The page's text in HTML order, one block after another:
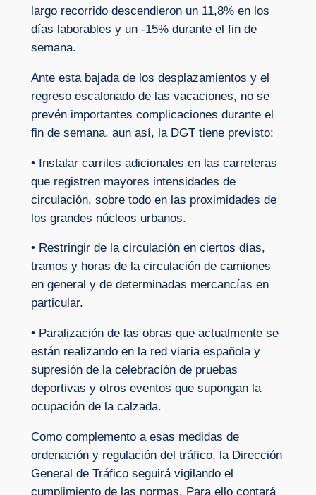
largo recorrido descendieron un 11,8% en los
días laborables y un -15% durante el fin de
semana.
Ante esta bajada de los desplazamientos y el
regreso escalonado de las vacaciones, no se
prevén importantes complicaciones durante el
fin de semana, aun así, la DGT tiene previsto:
• Instalar carriles adicionales en las carreteras
que registren mayores intensidades de
circulación, sobre todo en las proximidades de
los grandes núcleos urbanos.
• Restringir de la circulación en ciertos días,
tramos y horas de la circulación de camiones
en general y de determinadas mercancías en
particular.
• Paralización de las obras que actualmente se
están realizando en la red viaria española y
supresión de la celebración de pruebas
deportivas y otros eventos que supongan la
ocupación de la calzada.
Como complemento a esas medidas de
ordenación y regulación del tráfico, la Dirección
General de Tráfico seguirá vigilando el
cumplimiento de las normas. Para ello contará